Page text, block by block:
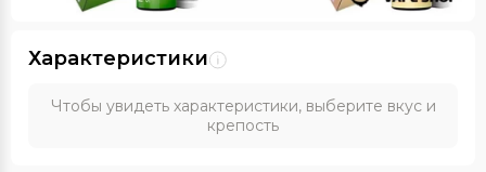
Характеристики
Чтобы увидеть характеристики, выберите вкус и
крепость